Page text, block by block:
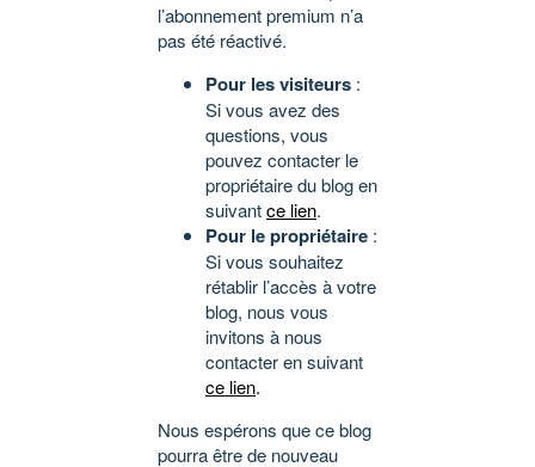
l’abonnement premium n’a
pas été réactivé.
Pour les visiteurs :
Si vous avez des
questions, vous
pouvez contacter le
propriétaire du blog en
suivantce lien.
Pour le propriétaire :
Si vous souhaitez
rétablir l’accès à votre
blog, nous vous
invitons à nous
contacter en suivant
ce lien.
Nous espérons que ce blog
pourra être de nouveau